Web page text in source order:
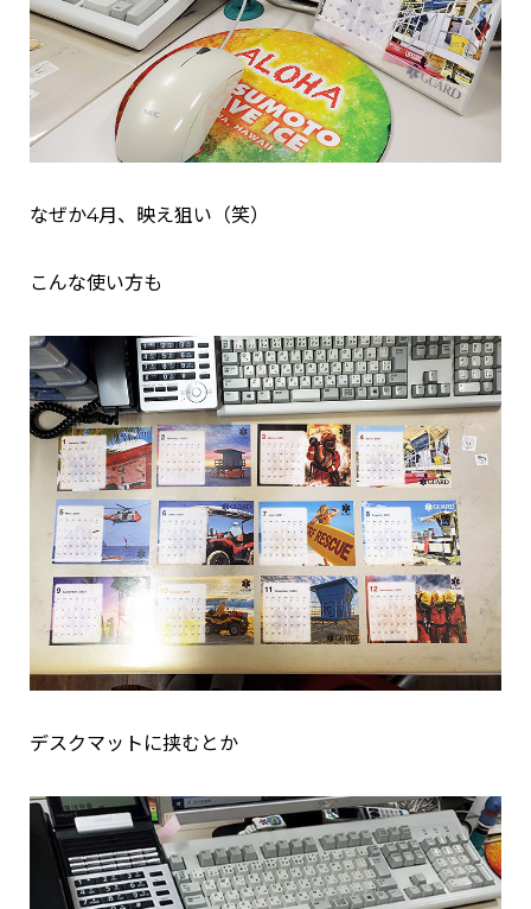
なぜか4月、映え狙い（笑）
こんな使い方も
デスクマットに挟むとか